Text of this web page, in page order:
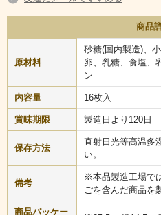
商品
原材料
砂糖(国内製造)、
卵、乳糖、食塩、
ン
内容量 16枚入
賞味期限 製造日より120日
保存方法
直射日光等高温多
い。
備考
※本品製造工場で
ごを含んだ商品を
商品パッケー